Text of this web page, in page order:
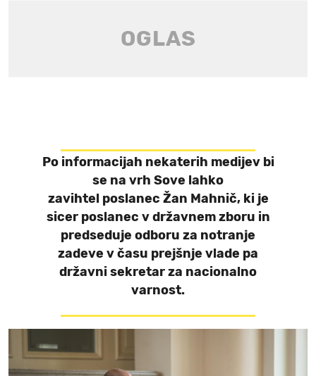
Po informacijah nekaterih medijev bi
se na vrh Sove lahko
zavihtel poslanec Žan Mahnič,ki je
sicer poslanec v državnem zboru in
predseduje odboru za notranje
zadeve v času prejšnje vlade pa
državni sekretar za nacionalno
varnost.